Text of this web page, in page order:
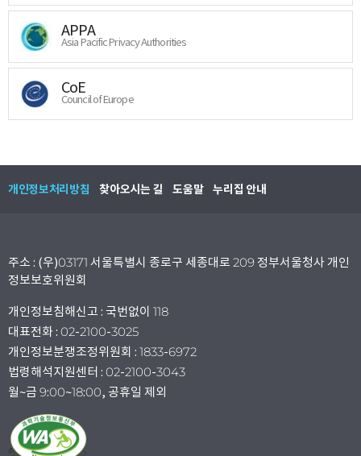
APPA
Asia Pacific Privacy Authorities
CoE
Council of Europe
개인정보처리방침 찾아오시는 길 도움말 누리집 안내
주소 : (우)03171 서울특별시 종로구 세종대로 209 정부서울청사 개인
정보보호위원회
개인정보침해신고 : 국번없이 118
대표전화 : 02-2100-3025
개인정보분쟁조정위원회 : 1833-6972
법령해석지원센터 : 02-2100-3043
월~금 9:00~18:00, 공휴일 제외